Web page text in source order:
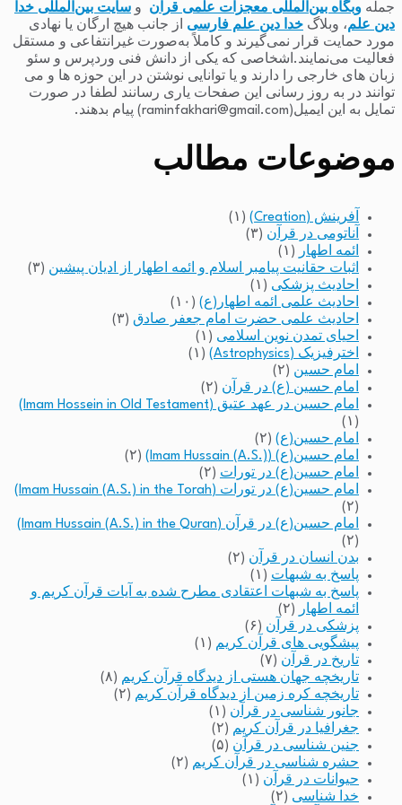
جمله وبگاه بین‌المللی معجزات علمی قرآن و سایت بین‌المللی خدا
دین علم، وبلاگ خدا دین علم فارسی از جانب هیچ ارگان یا نهادی
مورد حمایت قرار نمی‌گیرند و کاملاً به‌صورت غیرانتفاعی و مستقل
فعالیت می‌نمایند.اشخاصی که یکی از دانش فنی وردپرس و سئو
زبان های خارجی را دارند و یا توانایی نوشتن در این حوزه ها و می
توانند در به روز رسانی این صفحات یاری رسانند لطفا در صورت
تمایل به این ایمیل(raminfakhari@gmail.com) پیام بدهند.
موضوعات مطالب
آفرینش (Creation)
(۱)
آناتومی در قرآن (۳)
ائمه اطهار
(۱)
اثبات حقانیت پیامبر اسلام و ائمه اطهار از ادیان پیشین (۳)
احادیث پزشکی (۱)
احادیث علمی ائمه اطهار(ع) (۱۰)
احادیث علمی حضرت امام جعفر صادق (۳)
احیای تمدن نوین اسلامی (۱)
اخترفیزیک (Astrophysics)
(۱)
امام حسین (۲)
امام حسین (ع) در قرآن (۲)
امام حسین در عهد عتیق (Imam Hossein in Old Testament)
(۱)
امام حسین(ع) (۲)
امام حسین(ع) (Imam Hussain (A.S.))
(۲)
امام حسین(ع) در تورات (۲)
امام حسین(ع) در تورات (Imam Hussain (A.S.) in the Torah)
(۲)
امام حسین(ع) در قرآن (Imam Hussain (A.S.) in the Quran)
(۲)
بدن انسان در قرآن (۲)
پاسخ به شبهات (۱)
پاسخ به شبهات اعتقادی مطرح شده به آیات قرآن کریم و
ائمه اطهار
(۲)
پزشکی در قرآن (۶)
پیشگویی های قرآن کریم (۱)
تاریخ در قرآن (۷)
تاریخچه جهان هستی از دیدگاه قرآن کریم (۸)
تاریخچه کره زمین از دیدگاه قرآن کریم (۲)
جانور شناسی در قرآن (۱)
جغرافیا در قرآن کریم (۲)
جنین شناسی در قرآن (۵)
حشره شناسی در قرآن کریم (۲)
حیوانات در قرآن (۱)
خدا شناسی (۲)